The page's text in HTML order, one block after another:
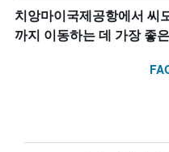
치앙마이국제공항에서 씨
까지 이동하는 데 가장 좋